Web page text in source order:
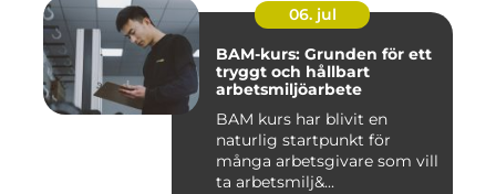
06. jul
BAM-kurs: Grunden för ett
tryggt och hållbart
arbetsmiljöarbete
BAM kurs har blivit en
naturlig startpunkt för
många arbetsgivare som vill
ta arbetsmilj&...